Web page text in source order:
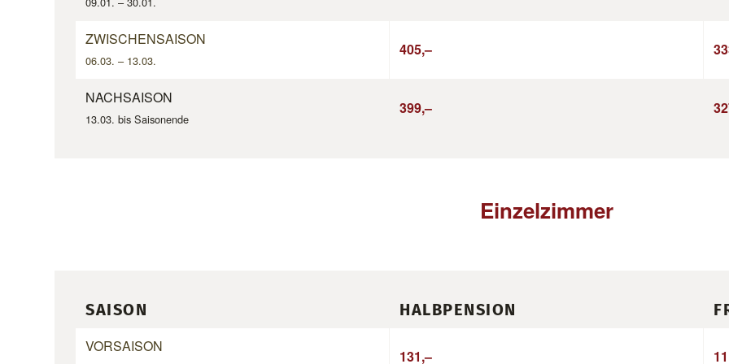
ZWISCHENSAISON
06.03. – 13.03.
405,–
NACHSAISON
13.03. bis Saisonende
399,–
Einzelzimmer
SAISON HALBPENSION
VORSAISON
131,–